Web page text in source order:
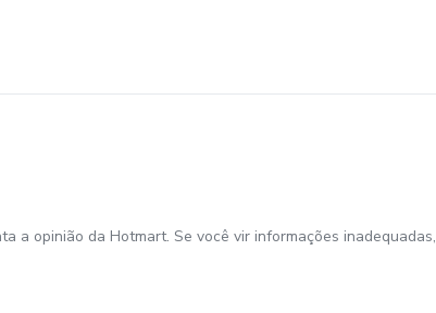
a opinião da Hotmart. Se você vir informações inadequadas,